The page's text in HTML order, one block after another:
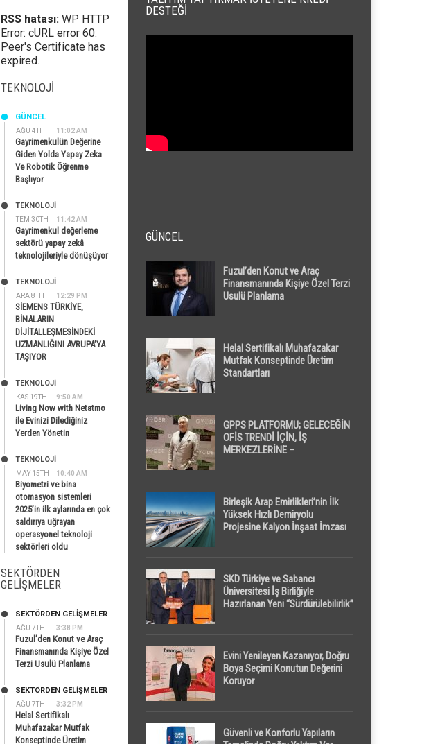
RSS hatası: WP HTTP
Error: cURL error 60:
Peer's Certificate has
expired.
TEKNOLOJI
AĞU 4TH 11:02 AM
GÜNCEL
Gayrimenkulün Değerine
Giden Yolda Yapay Zeka
Ve Robotik Öğrenme
Başlıyor
TEM 30TH 11:42 AM
TEKNOLOJİ
Gayrimenkul değerleme
sektörü yapay zekâ
teknolojileriyle dönüşüyor
ARA 8TH 12:29 PM
TEKNOLOJİ
SİEMENS TÜRKİYE,
BİNALARIN
DİJİTALLEŞMESİNDEKİ
UZMANLIĞINI AVRUPA’YA
TAŞIYOR
KAS 19TH 9:50 AM
TEKNOLOJİ
Living Now with Netatmo
ile Evinizi Dilediğiniz
Yerden Yönetin
MAY 15TH 10:40 AM
TEKNOLOJİ
Biyometri ve bina
otomasyon sistemleri
2025’in ilk aylarında en çok
saldırıya uğrayan
operasyonel teknoloji
sektörleri oldu
SEKTÖRDEN
GELIŞMELER
AĞU 7TH 3:38 PM
SEKTÖRDEN GELIŞMELER
Fuzul’den Konut ve Araç
Finansmanında Kişiye Özel
Terzi Usulü Planlama
AĞU 7TH 3:32 PM
SEKTÖRDEN GELIŞMELER
Helal Sertifikalı
Muhafazakar Mutfak
Konseptinde Üretim
DESTEĞI
GÜNCEL
Fuzul’den Konut ve Araç
Finansmanında Kişiye Özel Terzi
Usulü Planlama
Helal Sertifikalı Muhafazakar
Mutfak Konseptinde Üretim
Standartları
GPPS PLATFORMU; GELECEĞİN
OFİS TRENDİ İÇİN, İŞ
MERKEZLERİNE –
Birleşik Arap Emirlikleri’nin İlk
Yüksek Hızlı Demiryolu
Projesine Kalyon İnşaat İmzası
SKD Türkiye ve Sabancı
Üniversitesi İş Birliğiyle
Hazırlanan Yeni “Sürdürülebilirlik”
Evini Yenileyen Kazanıyor, Doğru
Boya Seçimi Konutun Değerini
Koruyor
Güvenli ve Konforlu Yapıların